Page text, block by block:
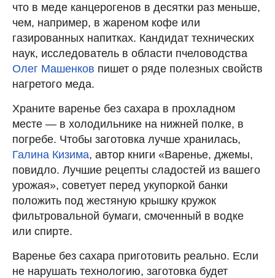
что в меде канцерогенов в десятки раз меньше,
чем, например, в жареном кофе или
газированных напитках. Кандидат технических
наук, исследователь в области пчеловодства
Олег Машенков пишет о ряде полезных свойств
нагретого меда.
Храните варенье без сахара в прохладном
месте — в холодильнике на нижней полке, в
погребе. Чтобы заготовка лучше хранилась,
Галина Кизима, автор книги «Варенье, джемы,
повидло. Лучшие рецепты сладостей из вашего
урожая», советует перед укупоркой банки
положить под жестяную крышку кружок
фильтровальной бумаги, смоченный в водке
или спирте.
Варенье без сахара приготовить реально. Если
не нарушать технологию, заготовка будет